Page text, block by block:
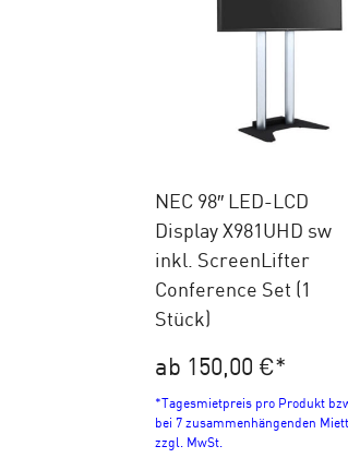
NEC 98″ LED-LCD
Display X981UHD sw
inkl. ScreenLifter
Conference Set (1
Stück)
ab 150,00 €*
*Tagesmietpreis pro Produkt
bei 7 zusammenhängenden
zzgl. MwSt.